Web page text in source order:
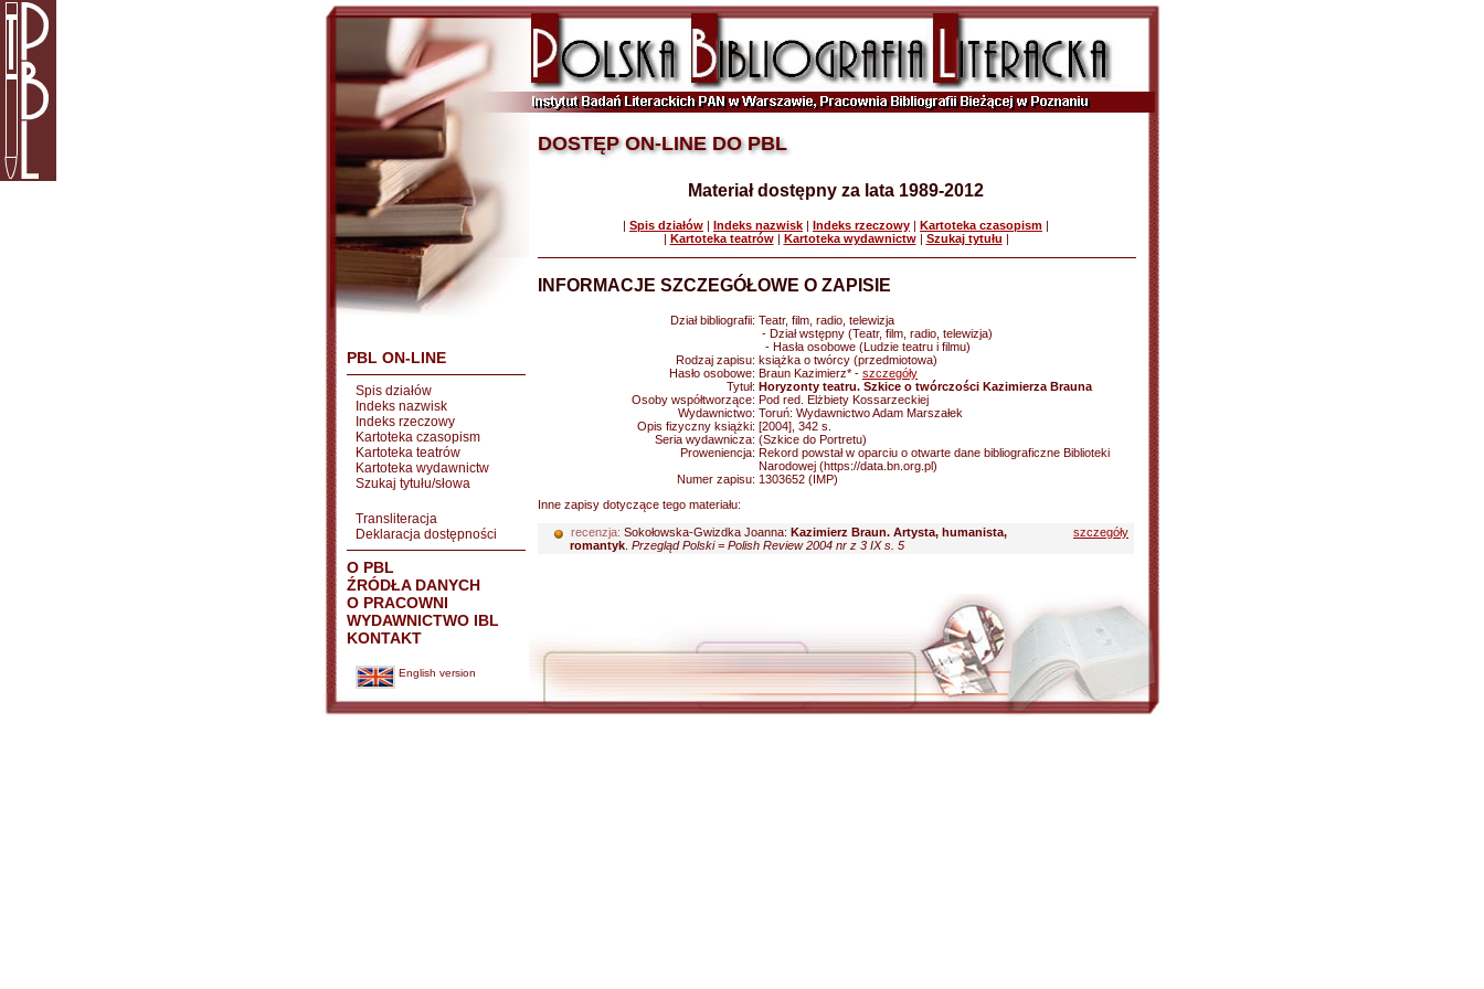
PBL ON-LINE
Spis działów
Indeks nazwisk
Indeks rzeczowy
Kartoteka czasopism
Kartoteka teatrów
Kartoteka wydawnictw
Szukaj tytułu/słowa
Transliteracja
Deklaracja dostępności
O PBL
ŹRÓDŁA DANYCH
O PRACOWNI
WYDAWNICTWO IBL
KONTAKT
English version
DOSTĘP ON-LINE DO PBL
Materiał dostępny za lata 1989-2012
| Spis działów | Indeks nazwisk | Indeks rzeczowy | Kartoteka czasopism |
| Kartoteka teatrów| Kartoteka wydawnictw| Szukaj tytułu |
INFORMACJE SZCZEGÓŁOWE O ZAPISIE
Dział bibliografii: Teatr, film, radio, telewizja
- Dział wstępny (Teatr, film, radio, telewizja)
- Hasła osobowe (Ludzie teatru i filmu)
Rodzaj zapisu: książka o twórcy (przedmiotowa)
Hasło osobowe: Braun Kazimierz* - szczegóły
Tytuł: Horyzonty teatru. Szkice o twórczości Kazimierza Brauna
Osoby współtworzące: Pod red. Elżbiety Kossarzeckiej
Wydawnictwo: Toruń: Wydawnictwo Adam Marszałek
Opis fizyczny książki: [2004], 342 s.
Seria wydawnicza: (Szkice do Portretu)
Proweniencja: Rekord powstał w oparciu o otwarte dane bibliograficzne Biblioteki
Narodowej (https://data.bn.org.pl)
Numer zapisu: 1303652 (IMP)
Inne zapisy dotyczące tego materiału:
recenzja: Sokołowska-Gwizdka Joanna: Kazimierz Braun. Artysta, humanista,
romantyk Przegląd Polski = Polish Review 2004 nr z 3 IX s. 5
szczegóły